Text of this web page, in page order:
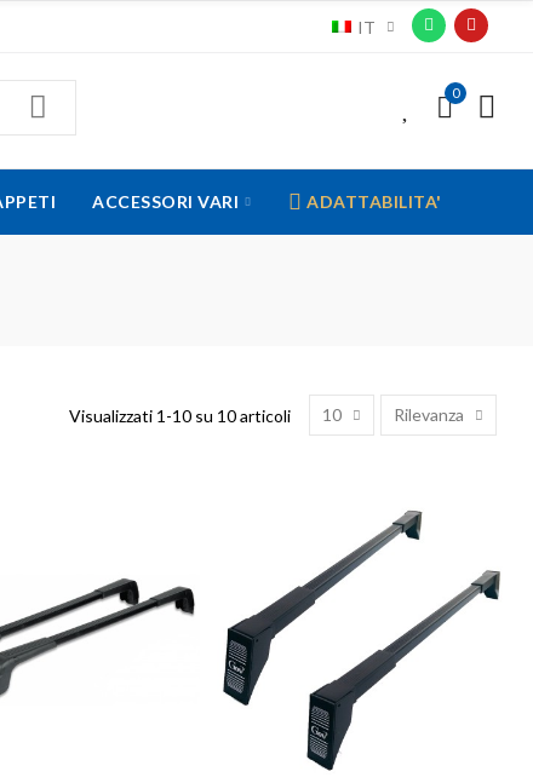
IT
0
ACCESSORI VARI ADATTABILITA'
Visualizzati 1-10 su 10 articoli 10 Rilevanza